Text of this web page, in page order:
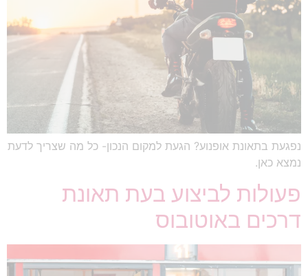
נפגעת בתאונת אופנוע? הגעת למקום הנכון- כל מה שצריך לדעת
נמצא כאן.
פעולות לביצוע בעת תאונת
דרכים באוטובוס